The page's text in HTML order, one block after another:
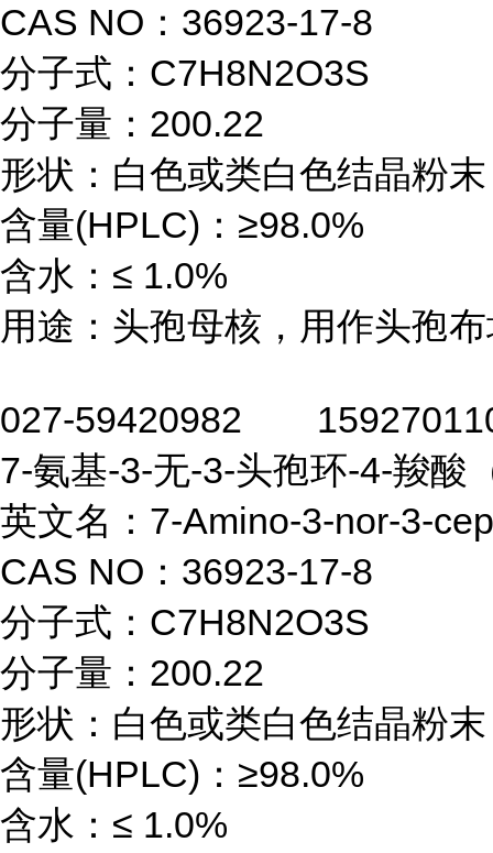
CAS NO：36923-17-8
分子式：C7H8N2O3S
分子量：200.22
形状：白色或类白色结晶粉末
含量(HPLC)：≥98.0%
含水：≤ 1.0%
用途：头孢母核，用作头孢
027-59420982
7-氨基-3-无-3-头孢环-4-羧酸
英文名：7-Amino-3-nor-3-
CAS NO：36923-17-8
分子式：C7H8N2O3S
分子量：200.22
形状：白色或类白色结晶粉末
含量(HPLC)：≥98.0%
含水：≤ 1.0%